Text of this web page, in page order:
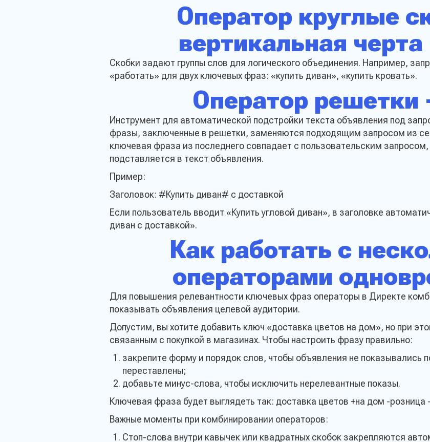
Оператор круглые
вертикальная
Скобки задают группы слов для логического объединения. Например,
«работать» для двух ключевых фраз: «купить диван», «купить кровать».
Оператор
Инструмент для автоматической подстройки текста объявления под
фразы, заключенные в решетки, заменяются подходящим запросом из
ключевая фраза из последнего совпадает с пользовательским
подставляется в текст объявления.
Пример:
Заголовок: #Купить диван# с доставкой
Если пользователь вводит «Купить угловой диван», в заголовке
диван с доставкой».
Как работать с
операторами
Для повышения релевантности ключевых фраз операторы в Директе
показывать объявления целевой аудитории.
Допустим, вы хотите добавить ключ «доставка цветов на дом», но при
связанным с покупкой в магазинах. Чтобы настроить фразу правильно:
закрепите форму и порядок слов, чтобы объявления не показывались
переставлены;
добавьте минус-слова, чтобы исключить нерелевантные показы.
Ключевая фраза будет выглядеть так: доставка цветов +на дом -розница
Важные моменты при комбинировании операторов:
Стоп-слова внутри кавычек или квадратных скобок закрепляются